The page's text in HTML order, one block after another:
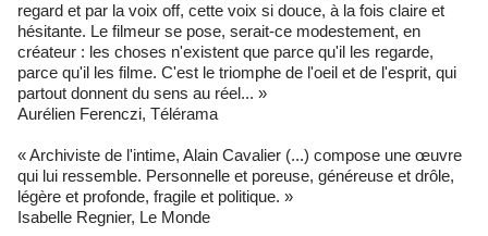
regard et par la voix off, cette voix si douce, à la fois claire et
hésitante. Le filmeur se pose, serait-ce modestement, en
créateur : les choses n'existent que parce qu'il les regarde,
parce qu'il les filme. C'est le triomphe de l'oeil et de l'esprit, qui
partout donnent du sens au réel... »
Aurélien Ferenczi, Télérama
« Archiviste de l'intime, Alain Cavalier (...) compose une œuvre
qui lui ressemble. Personnelle et poreuse, généreuse et drôle,
légère et profonde, fragile et politique. »
Isabelle Regnier, Le Monde